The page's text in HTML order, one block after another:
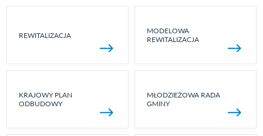
REWITALIZACJA
MODELOWA
REWITALIZACJA
KRAJOWY PLAN
ODBUDOWY
MŁODZIEŻOWA RADA
GMINY